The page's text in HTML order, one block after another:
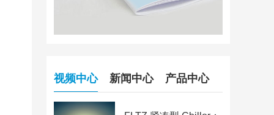
视频中心 新闻中心 产品中心